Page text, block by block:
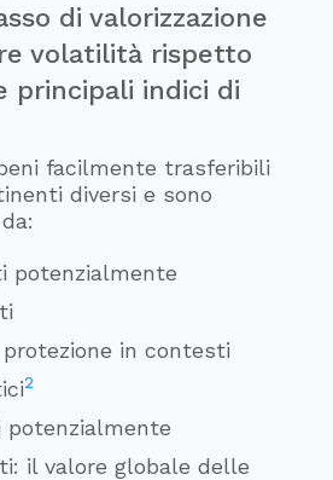
di valorizzazione
volatilità rispetto
principali indici di
facilmente trasferibili
diversi e sono
potenzialmente
in contesti
2
potenzialmente
il valore globale delle